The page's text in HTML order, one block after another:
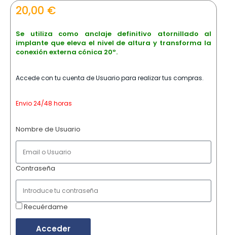
20,00 €
Se utiliza como anclaje definitivo atornillado al
implante que eleva el nivel de altura y transforma la
conexión externa cónica 20º.
Accede con tu cuenta de Usuario para realizar tus compras.
Envio 24/48 horas
Nombre de Usuario
Contraseña
Recuérdame
Acceder